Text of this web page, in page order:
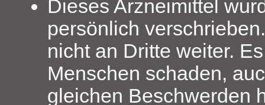
Dieses Arzneimittel
persönlich
nicht an Dritte weiter.
Menschen schaden,
gleichen Beschwerden